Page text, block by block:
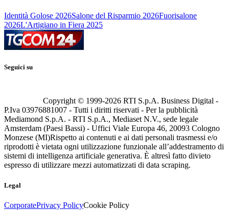
Identità Golose 2026Salone del Risparmio 2026Fuorisalone
2026L'Artigiano in Fiera 2025
Seguici su
Copyright © 1999-2026 RTI S.p.A. Business Digital -
P.Iva 03976881007 - Tutti i diritti riservati - Per la pubblicità
Mediamond S.p.A. - RTI S.p.A., Mediaset N.V., sede legale
Amsterdam (Paesi Bassi) - Uffici Viale Europa 46, 20093 Cologno
Monzese (MI)Rispetto ai contenuti e ai dati personali trasmessi e/o
riprodotti è vietata ogni utilizzazione funzionale all’addestramento di
sistemi di intelligenza artificiale generativa. È altresì fatto divieto
espresso di utilizzare mezzi automatizzati di data scraping.
Legal
CorporatePrivacy PolicyCookie Policy